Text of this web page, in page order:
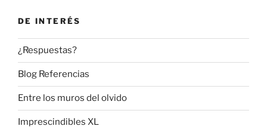
DE INTERÉS
¿Respuestas?
Blog Referencias
Entre los muros del olvido
Imprescindibles XL